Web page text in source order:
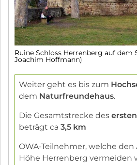
Ruine Schloss Herrenberg auf dem
Joachim Hoffmann)
Weiter geht es bis zum
dem Naturfreundehaus.
Die Gesamtstrecke des
beträgt ca 3,5 km
OWA-Teilnehmer, welche den
Höhe Herrenberg vermeiden